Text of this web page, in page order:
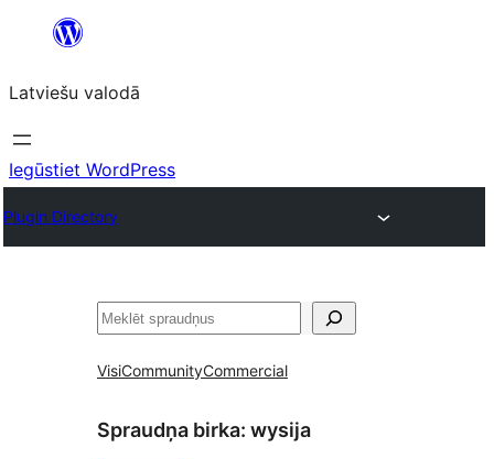
Pāriet
saturu
Latviešu valodā
Iegūstiet WordPress
Plugin Directory
Meklēt
VisiCommunityCommercial
Spraudņa birka: wysija